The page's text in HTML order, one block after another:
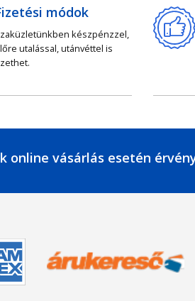
módok
készpénzzel,
utalással, utánvéttel is
online vásárlás esetén